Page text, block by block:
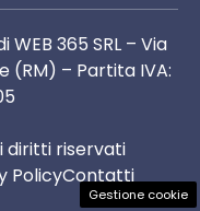
365 SRL – Via
(RM) – Partita IVA:
diritti riservati
PolicyContatti
Gestione cookie